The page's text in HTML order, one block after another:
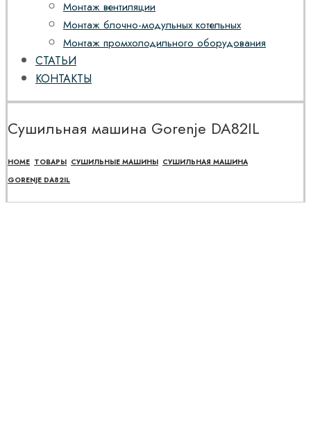
Монтаж вентиляции
Монтаж блочно-модульных котельных
Монтаж промхолодильного оборудования
СТАТЬИ
КОНТАКТЫ
Сушильная машина Gorenje DA82IL
HOME ТОВАРЫ СУШИЛЬНЫЕ МАШИНЫ СУШИЛЬНАЯ МАШИНА
GORENJE DA82IL